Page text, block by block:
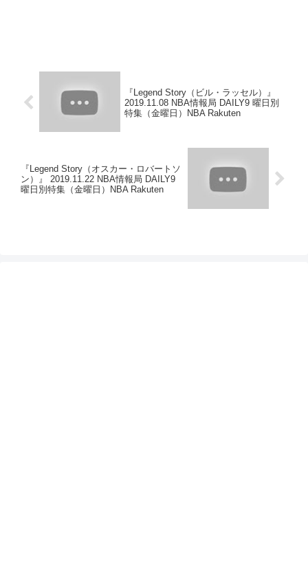
『Legend Story（ビル・ラッセル）』
2019.11.08 NBA情報局 DAILY9 曜日別
特集（金曜日）NBA Rakuten
『Legend Story（オスカー・ロバートソ
ン）』 2019.11.22 NBA情報局 DAILY9
曜日別特集（金曜日）NBA Rakuten